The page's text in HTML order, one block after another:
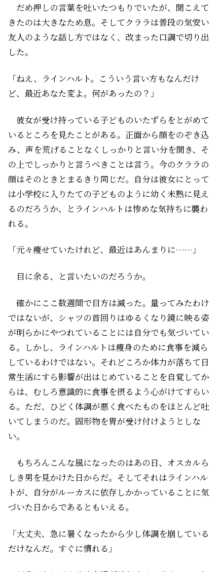
だめ押しの言葉を吐いたつもりでいたが、聞こえて
きたのは大きなため息。そしてクララは普段の気安い
友人のような話し方ではなく、改まった口調で切り出
した。
「ねえ、ラインハルト。こういう言い方もなんだけ
ど、最近あなた変よ。何があったの？」
彼女が受け持っている子どものいたずらをとがめて
いるところを見たことがある。正面から顔をのぞき込
み、声を荒げることなくしっかりと言い分を聞き、そ
の上でしっかりと言うべきことは言う。今のクララの
顔はそのときとまるきり同じだ。自分は彼女にとって
は小学校に入りたての子どものように幼く未熟に見え
るのだろうか、とラインハルトは惨めな気持ちに襲わ
れる。
「元々痩せていたけれど、最近はあんまりに……」
目に余る、と言いたいのだろうか。
確かにここ数週間で目方は減った。量ってみたわけ
ではないが、シャツの首回りはゆるくなり鏡に映る姿
が明らかにやつれていることには自分でも気づいてい
る。しかし、ラインハルトは痩身のために食事を減ら
しているわけではない。それどころか体力が落ちて日
常生活にすら影響が出はじめていることを自覚してか
らは、むしろ意識的に食事を摂るよう心がけてすらい
る。ただ、ひどく体調が悪く食べたものをほとんど吐
いてしまうのだ。固形物を胃が受け付けようとしな
い。
もちろんこんな風になったのはあの日、オスカルら
しき男を見かけた日からだ。そしてそれはラインハル
トが、自分がルーカスに依存しかかっていることに気
づいた日からであるともいえる。
「大丈夫、急に暑くなったから少し体調を崩している
だけなんだ。すぐに慣れる」